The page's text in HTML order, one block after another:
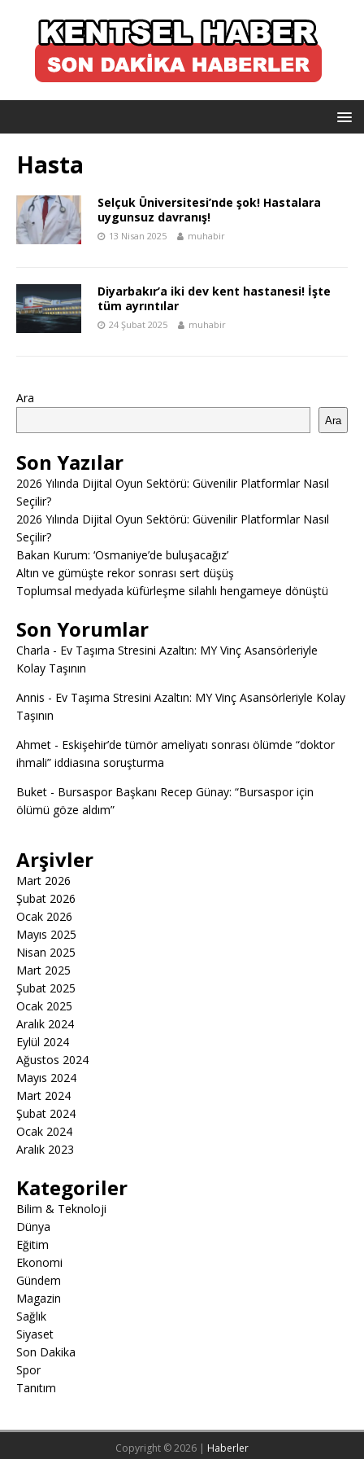
Hasta
Selçuk Üniversitesi’nde şok! Hastalara
uygunsuz davranış!
13 Nisan 2025 muhabir
Diyarbakır’a iki dev kent hastanesi! İşte
tüm ayrıntılar
24 Şubat 2025 muhabir
Ara
Ara
Son Yazılar
2026 Yılında Dijital Oyun Sektörü: Güvenilir Platformlar Nasıl
Seçilir?
2026 Yılında Dijital Oyun Sektörü: Güvenilir Platformlar Nasıl
Seçilir?
Bakan Kurum: ‘Osmaniye’de buluşacağız’
Altın ve gümüşte rekor sonrası sert düşüş
Toplumsal medyada küfürleşme silahlı hengameye dönüştü
Son Yorumlar
Charla - Ev Taşıma Stresini Azaltın: MY Vinç Asansörleriyle
Kolay Taşının
Annis - Ev Taşıma Stresini Azaltın: MY Vinç Asansörleriyle Kolay
Taşının
Ahmet - Eskişehir’de tümör ameliyatı sonrası ölümde “doktor
ihmali” iddiasına soruşturma
Buket - Bursaspor Başkanı Recep Günay: “Bursaspor için
ölümü göze aldım”
Arşivler
Mart 2026
Şubat 2026
Ocak 2026
Mayıs 2025
Nisan 2025
Mart 2025
Şubat 2025
Ocak 2025
Aralık 2024
Eylül 2024
Ağustos 2024
Mayıs 2024
Mart 2024
Şubat 2024
Ocak 2024
Aralık 2023
Kategoriler
Bilim & Teknoloji
Dünya
Eğitim
Ekonomi
Gündem
Magazin
Sağlık
Siyaset
Son Dakika
Spor
Tanıtım
Copyright © 2026 | Haberler